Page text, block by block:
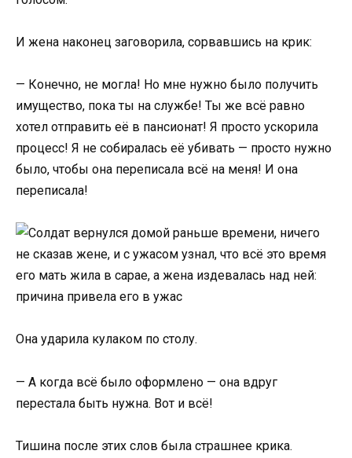
И жена наконец заговорила, сорвавшись на крик:
— Конечно, не могла! Но мне нужно было получить
имущество, пока ты на службе! Ты же всё равно
хотел отправить её в пансионат! Я просто ускорила
процесс! Я не собиралась её убивать — просто нужно
было, чтобы она переписала всё на меня! И она
переписала!
Она ударила кулаком по столу.
— А когда всё было оформлено — она вдруг
перестала быть нужна. Вот и всё!
Тишина после этих слов была страшнее крика.